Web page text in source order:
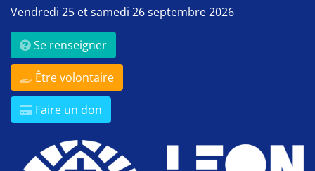
Vendredi 25 et samedi 26 septembre 2026
Se renseigner
Être volontaire
Faire un don